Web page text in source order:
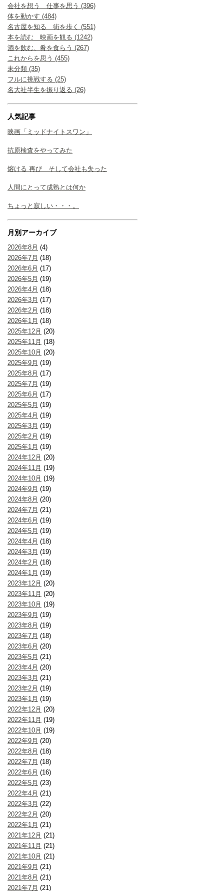
会社を想う 仕事を思う (396)
体を動かす (484)
名古屋を知る 街を歩く (551)
本を読む 映画を観る (1242)
酒を飲む、肴を食らう (267)
これからを思う (455)
未分類 (35)
フルに挑戦する (25)
名大社半生を振り返る (26)
人気記事
映画「ミッドナイトスワン」
抗原検査をやってみた
熔ける 再び そして会社も失った
人間にとって成熟とは何か
ちょっと寂しい・・・。
月別アーカイブ
2026年8月 (4)
2026年7月 (18)
2026年6月 (17)
2026年5月 (19)
2026年4月 (18)
2026年3月 (17)
2026年2月 (18)
2026年1月 (18)
2025年12月 (20)
2025年11月 (18)
2025年10月 (20)
2025年9月 (19)
2025年8月 (17)
2025年7月 (19)
2025年6月 (17)
2025年5月 (19)
2025年4月 (19)
2025年3月 (19)
2025年2月 (19)
2025年1月 (19)
2024年12月 (20)
2024年11月 (19)
2024年10月 (19)
2024年9月 (19)
2024年8月 (20)
2024年7月 (21)
2024年6月 (19)
2024年5月 (19)
2024年4月 (18)
2024年3月 (19)
2024年2月 (18)
2024年1月 (19)
2023年12月 (20)
2023年11月 (20)
2023年10月 (19)
2023年9月 (19)
2023年8月 (19)
2023年7月 (18)
2023年6月 (20)
2023年5月 (21)
2023年4月 (20)
2023年3月 (21)
2023年2月 (19)
2023年1月 (19)
2022年12月 (20)
2022年11月 (19)
2022年10月 (19)
2022年9月 (20)
2022年8月 (18)
2022年7月 (18)
2022年6月 (16)
2022年5月 (23)
2022年4月 (21)
2022年3月 (22)
2022年2月 (20)
2022年1月 (21)
2021年12月 (21)
2021年11月 (21)
2021年10月 (21)
2021年9月 (21)
2021年8月 (21)
2021年7月 (21)